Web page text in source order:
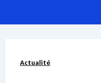
au
Résultats de
Actualité